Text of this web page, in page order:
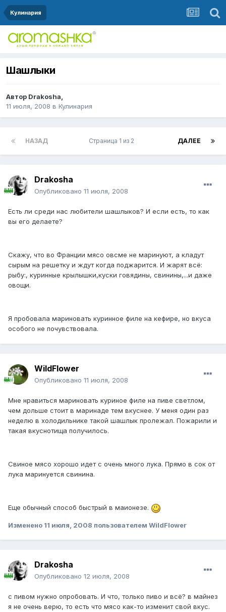
Кулинария
Шашлыки
Автор Drakosha,
11 июля, 2008 в Кулинария
НАЗАД ДАЛЕЕ
Страница 1 из 2
Drakosha
Опубликовано 11 июля, 2008
Есть ли среди нас любители шашлыков? И если есть, то как
вы его делаете?
Скажу, что во Франции мясо овсме не маринуют, а кладут
сырым на решетку и ждут когда поджарится. И жарят всё:
рыбу:, куринные крылышки,куски говядины, свинины,...и даже
овощи.
Я пробовала мариновать куринное филе на кефире, но вкуса
особого не почувствовала.
WildFlower
Опубликовано 11 июля, 2008
Мне нравиться мариновать куриное филе на пиве светлом,
чем дольше стоит в маринаде тем вкуснее. У меня один раз
неделю в холодильнике такой шашлык пролежал. Пожарили и
такая вкуснотища получилось.
Свиное мясо хорошо идет с очень много лука. Прямо в сок от
лука маринуется свинина.
Еще обычный способ быстрый в маионезе.
Изменено 11 июля, 2008 пользователем WildFlower
Drakosha
Опубликовано 12 июля, 2008
с пивом нужно опробовать. И что, только пиво и всё? в майнез
я не очень верю, то есть что мясо как-то изменит свой вкус.